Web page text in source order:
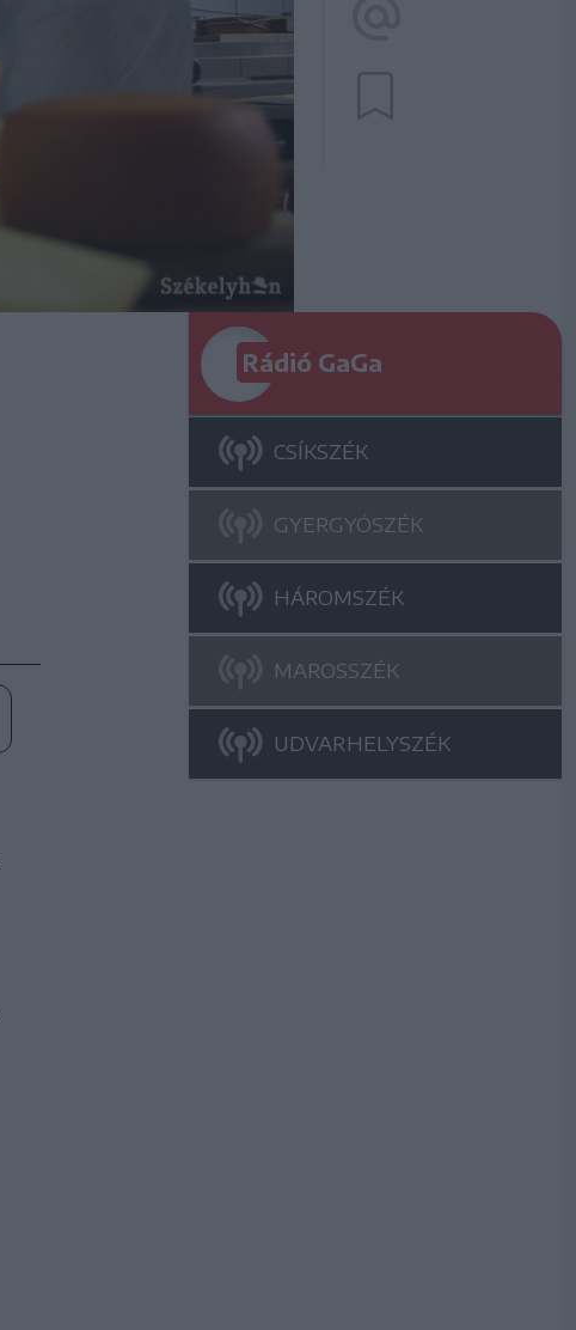
Rádió GaGa
CSÍKSZÉK
GYERGYÓSZÉK
HÁROMSZÉK
MAROSSZÉK
UDVARHELYSZÉK